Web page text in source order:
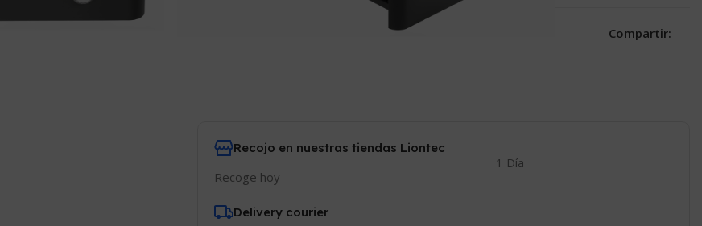
Añadir a la lista de deseos Compartir:
Recojo en nuestras tiendas Liontec
Recoge hoy
1 Día
Delivery courier